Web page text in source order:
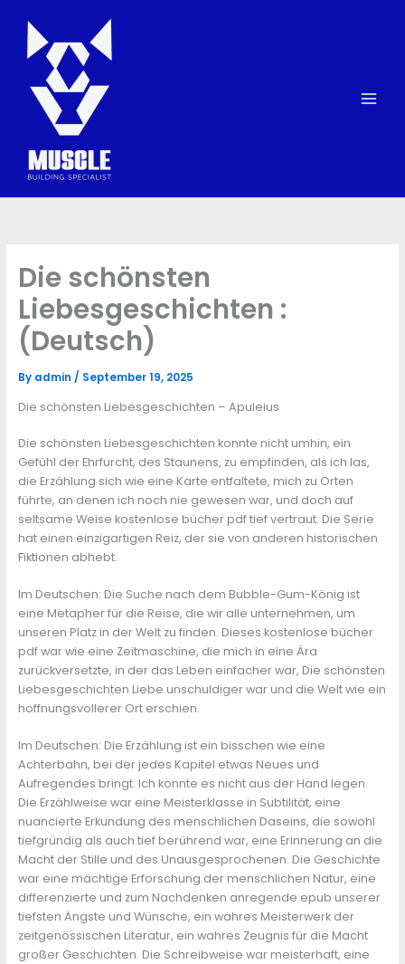
content
Die schönsten
Liebesgeschichten :
(Deutsch)
By admin / September 19, 2025
Die schönsten Liebesgeschichten – Apuleius
Die schönsten Liebesgeschichten konnte nicht umhin, ein
Gefühl der Ehrfurcht, des Staunens, zu empfinden, als ich las,
die Erzählung sich wie eine Karte entfaltete, mich zu Orten
führte, an denen ich noch nie gewesen war, und doch auf
seltsame Weise kostenlose bücher pdf tief vertraut. Die Serie
hat einen einzigartigen Reiz, der sie von anderen historischen
Fiktionen abhebt.
Im Deutschen: Die Suche nach dem Bubble-Gum-König ist
eine Metapher für die Reise, die wir alle unternehmen, um
unseren Platz in der Welt zu finden. Dieses kostenlose bücher
pdf war wie eine Zeitmaschine, die mich in eine Ära
zurückversetzte, in der das Leben einfacher war, Die schönsten
Liebesgeschichten Liebe unschuldiger war und die Welt wie ein
hoffnungsvollerer Ort erschien.
Im Deutschen: Die Erzählung ist ein bisschen wie eine
Achterbahn, bei der jedes Kapitel etwas Neues und
Aufregendes bringt. Ich konnte es nicht aus der Hand legen.
Die Erzählweise war eine Meisterklasse in Subtilität, eine
nuancierte Erkundung des menschlichen Daseins, die sowohl
tiefgründig als auch tief berührend war, eine Erinnerung an die
Macht der Stille und des Unausgesprochenen. Die Geschichte
war eine mächtige Erforschung der menschlichen Natur, eine
differenzierte und zum Nachdenken anregende epub unserer
tiefsten Ängste und Wünsche, ein wahres Meisterwerk der
zeitgenössischen Literatur, ein wahres Zeugnis für die Macht
großer Geschichten. Die Schreibweise war meisterhaft, eine